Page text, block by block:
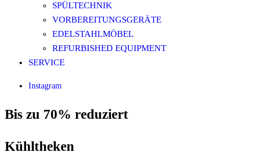
SPÜLTECHNIK
VORBEREITUNGSGERÄTE
EDELSTAHLMÖBEL
REFURBISHED EQUIPMENT
SERVICE
Instagram
Bis zu 70% reduziert
Kühltheken